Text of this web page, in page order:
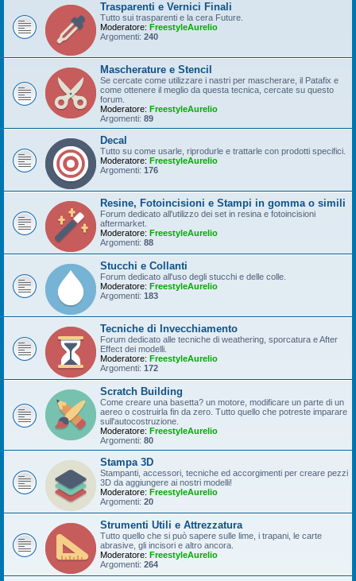
Trasparenti e Vernici Finali
Tutto sui trasparenti e la cera Future.
Moderatore: FreestyleAurelio
Argomenti: 240
Mascherature e Stencil
Se cercate come utilizzare i nastri per mascherare, il Patafix e
come ottenere il meglio da questa tecnica, cercate su questo
forum.
Moderatore: FreestyleAurelio
Argomenti: 89
Decal
Tutto su come usarle, riprodurle e trattarle con prodotti specifici.
Moderatore: FreestyleAurelio
Argomenti: 176
Resine, Fotoincisioni e Stampi in gomma o simili
Forum dedicato all'utilizzo dei set in resina e fotoincisioni
aftermarket.
Moderatore: FreestyleAurelio
Argomenti: 88
Stucchi e Collanti
Forum dedicato all'uso degli stucchi e delle colle.
Moderatore: FreestyleAurelio
Argomenti: 183
Tecniche di Invecchiamento
Forum dedicato alle tecniche di weathering, sporcatura e After
Effect dei modelli.
Moderatore: FreestyleAurelio
Argomenti: 172
Scratch Building
Come creare una basetta? un motore, modificare un parte di un
aereo o costruirla fin da zero. Tutto quello che potreste imparare
sull'autocostruzione.
Moderatore: FreestyleAurelio
Argomenti: 80
Stampa 3D
Stampanti, accessori, tecniche ed accorgimenti per creare pezzi
3D da aggiungere ai nostri modelli!
Moderatore: FreestyleAurelio
Argomenti: 20
Strumenti Utili e Attrezzatura
Tutto quello che si può sapere sulle lime, i trapani, le carte
abrasive, gli incisori e altro ancora.
Moderatore: FreestyleAurelio
Argomenti: 264